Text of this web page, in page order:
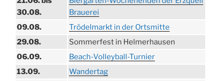
30.08.
Brauerei
09.08.
Trödelmarkt in der Ortsmitte
29.08.
Sommerfest in Helmerhausen
06.09.
Beach-Volleyball-Turnier
13.09.
Wandertag